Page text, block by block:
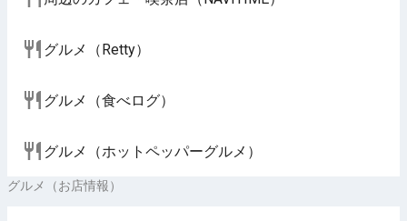
グルメ（Retty）
グルメ（食べログ）
グルメ（ホットペッパーグルメ）
グルメ（お店情報）